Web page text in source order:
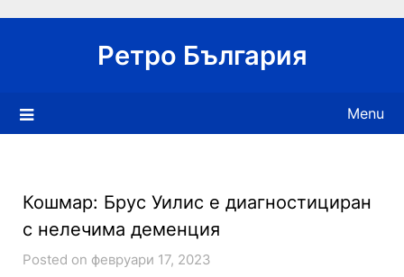
Ретро България
Menu
Кошмар: Брус Уилис е диагностициран
с нелечима деменция
Posted on февруари 17, 2023